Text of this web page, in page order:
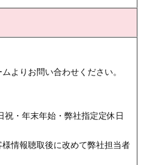
よりお問い合わせください。
・年末年始・弊社指定定休日
情報聴取後に改めて弊社担当者